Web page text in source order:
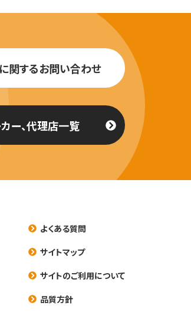
関するお問い合わせ
ー、代理店一覧
よくある質問
サイトマップ
サイトのご利用について
品質方針